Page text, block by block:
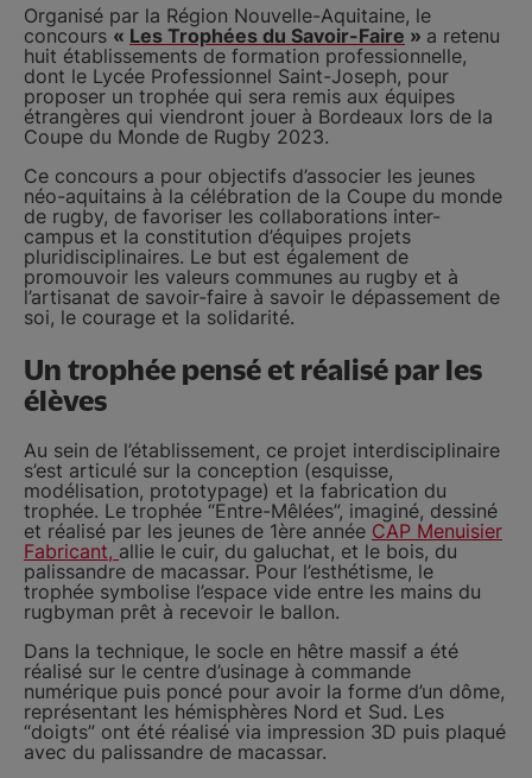
Organisé par la Région Nouvelle-Aquitaine, le
concours « Les Trophées du Savoir-Faire » a retenu
huit établissements de formation professionnelle,
dont le Lycée Professionnel Saint-Joseph, pour
proposer un trophée qui sera remis aux équipes
étrangères qui viendront jouer à Bordeaux lors de la
Coupe du Monde de Rugby 2023.
Ce concours a pour objectifs d’associer les jeunes
néo-aquitains à la célébration de la Coupe du monde
de rugby, de favoriser les collaborations inter-
campus et la constitution d’équipes projets
pluridisciplinaires. Le but est également de
promouvoir les valeurs communes au rugby et à
l’artisanat de savoir-faire à savoir le dépassement de
soi, le courage et la solidarité.
Un trophée pensé et réalisé par les
élèves
Au sein de l’établissement, ce projet interdisciplinaire
s’est articulé sur la conception (esquisse,
modélisation, prototypage) et la fabrication du
trophée. Le trophée “Entre-Mêlées”, imaginé, dessiné
et réalisé par les jeunes de 1ère année CAP Menuisier
Fabricant, allie le cuir, du galuchat, et le bois, du
palissandre de macassar. Pour l’esthétisme, le
trophée symbolise l’espace vide entre les mains du
rugbyman prêt à recevoir le ballon.
Dans la technique, le socle en hêtre massif a été
réalisé sur le centre d’usinage à commande
numérique puis poncé pour avoir la forme d’un dôme,
représentant les hémisphères Nord et Sud. Les
“doigts” ont été réalisé via impression 3D puis plaqué
avec du palissandre de macassar.